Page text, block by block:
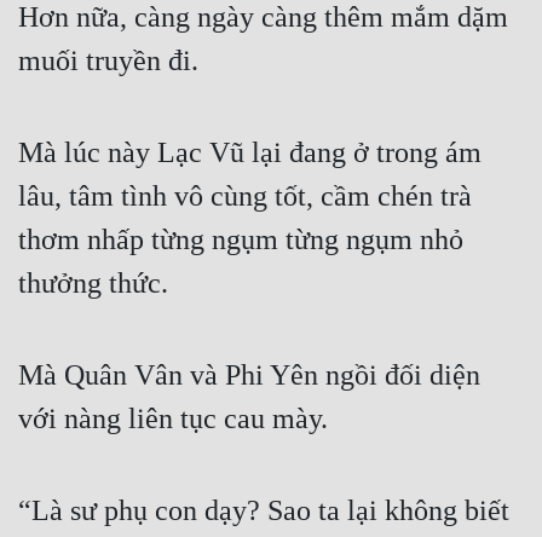
Hơn nữa, càng ngày càng thêm mắm dặm
muối truyền đi.
Mà lúc này Lạc Vũ lại đang ở trong ám
lâu, tâm tình vô cùng tốt, cầm chén trà
thơm nhấp từng ngụm từng ngụm nhỏ
thưởng thức.
Mà Quân Vân và Phi Yên ngồi đối diện
với nàng liên tục cau mày.
“Là sư phụ con dạy? Sao ta lại không biết